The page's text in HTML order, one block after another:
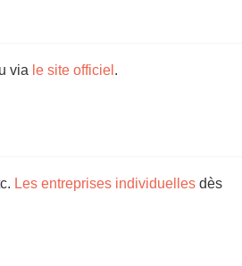
via le site officiel .
Les entreprises individuellesdès